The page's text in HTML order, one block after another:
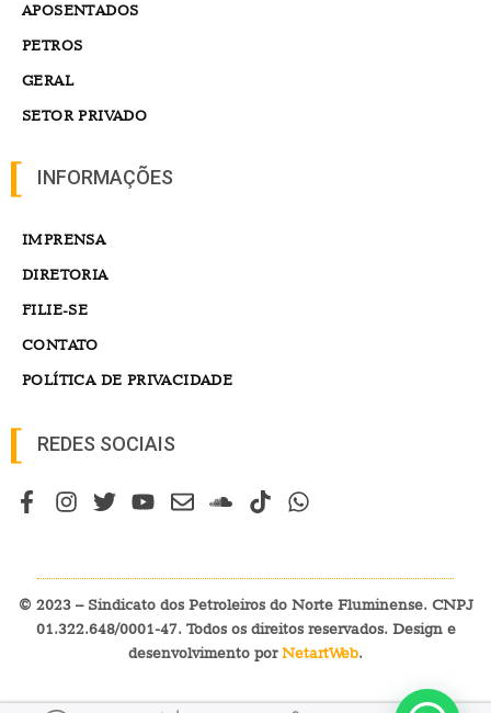
APOSENTADOS
PETROS
GERAL
SETOR PRIVADO
INFORMAÇÕES
IMPRENSA
DIRETORIA
FILIE-SE
CONTATO
POLÍTICA DE PRIVACIDADE
REDES SOCIAIS
© 2023 – Sindicato dos Petroleiros do Norte Fluminense. CNPJ
01.322.648/0001-47. Todos os direitos reservados. Design e
desenvolvimento porNetartWeb.